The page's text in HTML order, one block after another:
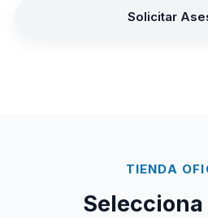
Solicitar
TIENDA